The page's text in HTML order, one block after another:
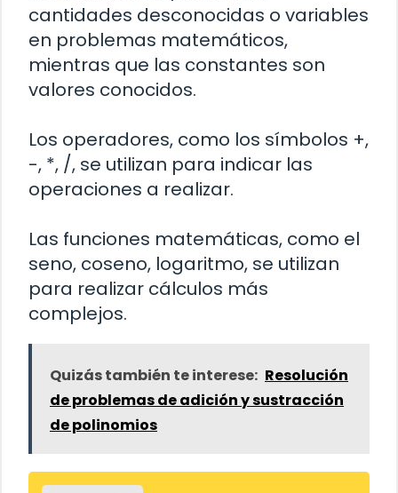
cantidades desconocidas o variables
en problemas matemáticos,
mientras que las constantes son
valores conocidos.
Los operadores, como los símbolos +,
-, *, /, se utilizan para indicar las
operaciones a realizar.
Las funciones matemáticas, como el
seno, coseno, logaritmo, se utilizan
para realizar cálculos más
complejos.
Quizás también te interese: Resolución
de problemas de adición y sustracción
de polinomios